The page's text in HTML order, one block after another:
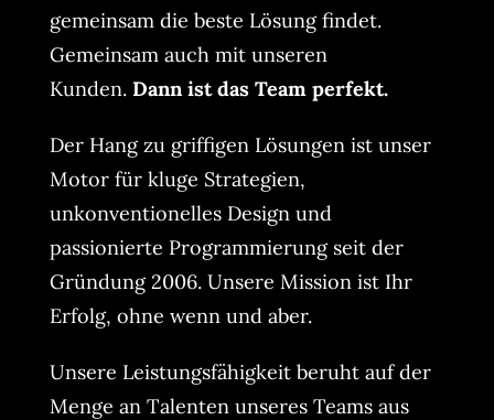
gemeinsam die beste Lösung findet.
Gemeinsam auch mit unseren
Kunden. Dann ist das Team perfekt.
Der Hang zu griffigen Lösungen ist unser
Motor für kluge Strategien,
unkonventionelles Design und
passionierte Programmierung seit der
Gründung 2006. Unsere Mission ist Ihr
Erfolg, ohne wenn und aber.
Unsere Leistungsfähigkeit beruht auf der
Menge an Talenten unseres Teams aus